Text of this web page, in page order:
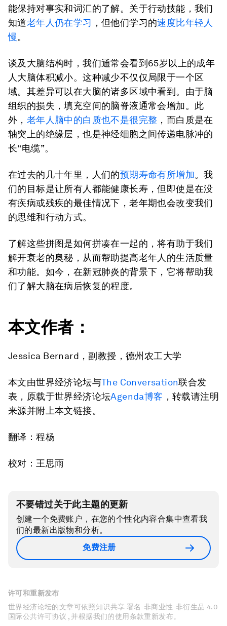
能保持对事实和词汇的了解。关于行动技能，我们
知道老年人仍在学习 ，但他们学习的速度比年轻人
慢。
谈及大脑结构时，我们通常会看到65岁以上的成年
人大脑体积减小。这种减少不仅仅局限于一个区
域。其差异可以在大脑的诸多区域中看到。由于脑
组织的损失，填充空间的脑脊液通常会增加。此
外， 老年人脑中的白质也不是很完整 ，而白质是在
轴突上的绝缘层，也是神经细胞之间传递电脉冲的
长“电缆”。
在过去的几十年里，人们的预期寿命有所增加。我
们的目标是让所有人都能健康长寿，但即使是在没
有疾病或残疾的最佳情况下，老年期也会改变我们
的思维和行动方式。
了解这些拼图是如何拼凑在一起的，将有助于我们
解开衰老的奥秘，从而帮助提高老年人的生活质量
和功能。如今，在新冠肺炎的背景下，它将帮助我
们了解大脑在病后恢复的程度。
本文作者：
Jessica Bernard，副教授，德州农工大学
本文由世界经济论坛与The Conversation联合发
表，原载于世界经济论坛Agenda博客 ，转载请注明
来源并附上本文链接。
翻译：程杨
校对：王思雨
不要错过关于此主题的更新
创建一个免费账户，在您的个性化内容合集中查看我
们的最新出版物和分析。
免费注册
许可和重新发布
世界经济论坛的文章可依照知识共享 署名-非商业性-非衍生品 4.0
国际公共许可协议 , 并根据我们的使用条款重新发布。